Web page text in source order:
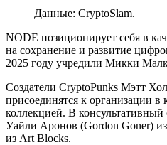
Данные: CryptoSlam.
NODE позиционирует себя в
на сохранение и развитие
2025 году учредили Микки
Создатели CryptoPunks Мэтт
присоединятся к организации в
коллекцией. В
Уайли Аронов (Gordon Goner)
из Art Blocks.